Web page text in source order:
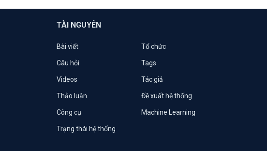
TÀI NGUYÊN
Bài viết Tổ chức
Câu hỏi Tags
Videos Tác giả
Thảo luận Đề xuất hệ thống
Công cụ Machine Learning
Trạng thái hệ thống